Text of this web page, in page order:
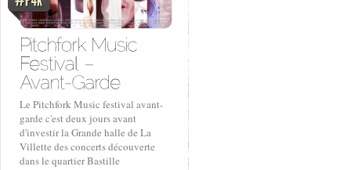
Le Pitchfork Music festival avant-
garde c'est deux jours avant
d'investir la Grande halle de La
Villette des concerts découverte
dans le quartier Bastille